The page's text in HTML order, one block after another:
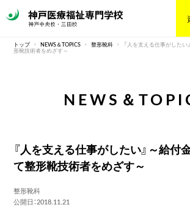
トップ NEWS＆TOPICS 整形靴科 『人を支える仕事がした
形靴技術者をめざす～
NEWS＆
『人を支える仕事がしたい』～給付
て整形靴技術者をめざす～
整形靴科
公開日：2018.11.21